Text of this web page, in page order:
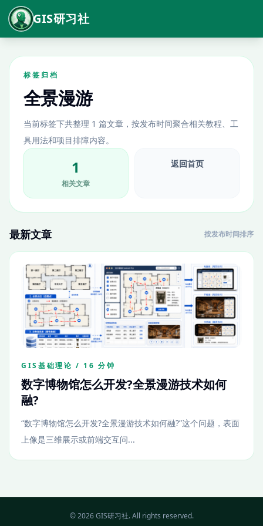
GIS研习社
标签归档
全景漫游
当前标签下共整理 1 篇文章，按发布时间聚合相关教程、工
具用法和项目排障内容。
1
相关文章
返回首页
最新文章 按发布时间排序
GIS基础理论 / 16 分钟
数字博物馆怎么开发?全景漫游技术如何
融?
“数字博物馆怎么开发?全景漫游技术如何融?”这个问题，表面
上像是三维展示或前端交互问...
© 2026 GIS研习社. All rights reserved.